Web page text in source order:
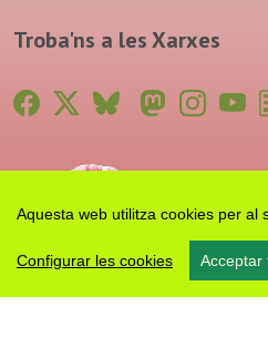
Aquesta web utilitza cookies per al
Configurar les cookies Acceptar
Troba'ns a les Xarxes